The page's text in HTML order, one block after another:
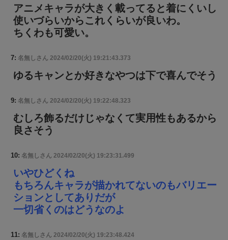
アニメキャラが大きく載ってると着にくいし
使いづらいからこれくらいが良いわ。
ちくわも可愛い。
7: 名無しさん 2024/02/20(火) 19:21:43.373
ゆるキャンとか好きなやつは下で喜んでそう
9: 名無しさん 2024/02/20(火) 19:22:48.323
むしろ飾るだけじゃなくて実用性もあるから
良さそう
10: 名無しさん 2024/02/20(火) 19:23:31.499
いやひどくね
もちろんキャラが描かれてないのもバリエー
ションとしてありだが
一切省くのはどうなのよ
11: 名無しさん 2024/02/20(火) 19:23:48.424